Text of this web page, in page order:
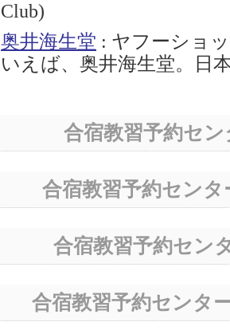
Club)
奥井海生堂 : ヤフーショ
いえば、奥井海生堂。日
合宿教習予約セ
合宿教習予約セン
合宿教習予約セン
合宿教習予約センタ